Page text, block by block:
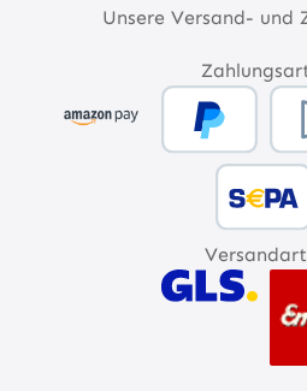
Unsere Versand- und